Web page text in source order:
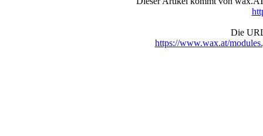
Die
https://www.wax.at/